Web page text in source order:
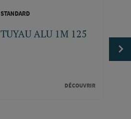
STANDARD
TUYAU ALU 1M 125
DÉCOUVRIR